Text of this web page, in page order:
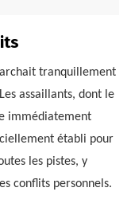
tranquillement
assaillants, dont le
immédiatement
établi pour
les pistes, y
conflits personnels.